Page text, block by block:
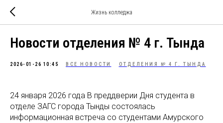
Жизнь колледжа
Новости отделения № 4 г. Тында
2026-01-26 10:45 ВСЕ НОВОСТИ ОТДЕЛЕНИЯ № 4 Г. ТЫНДА
24 января 2026 года В преддверии Дня студента в
отделе ЗАГС города Тынды состоялась
информационная встреча со студентами Амурского